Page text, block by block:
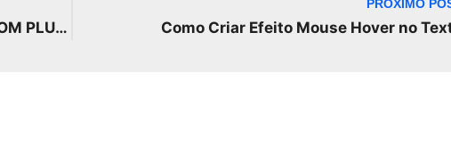
COMO CRIAR UM BLOG NO WORDPRESS COM PLUGIN ELEMENTOR EM 2022.
PRÓXIMO
Como Criar Efeito Mouse Hover no